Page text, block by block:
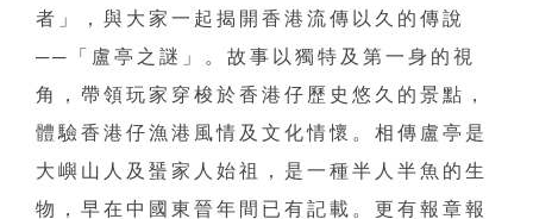
者」，與大家一起揭開香港流傳以久的傳說
──「盧亭之謎」。故事以獨特及第一身的視
角，帶領玩家穿梭於香港仔歷史悠久的景點，
體驗香港仔漁港風情及文化情懷。相傳盧亭是
大嶼山人及蜑家人始祖，是一種半人半魚的生
物，早在中國東晉年間已有記載。更有報章報